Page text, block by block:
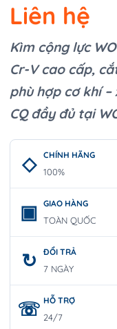
Liên hệ
Kìm cộng lực
Cr-V cao cấp,
phù hợp cơ khí –
CQ đầy đủ tại
CHÍNH HÃNG
100%
GIAO HÀNG
TOÀN QUỐC
ĐỔI TRẢ
7 NGÀY
HỖ TRỢ
24/7